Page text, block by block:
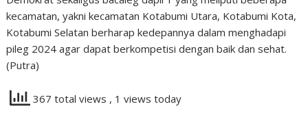
kecamatan, yakni kecamatan Kotabumi Utara, Kotabumi Kota,
Kotabumi Selatan berharap kedepannya dalam menghadapi
pileg 2024 agar dapat berkompetisi dengan baik dan sehat.
(Putra)
367 total views , 1 views today